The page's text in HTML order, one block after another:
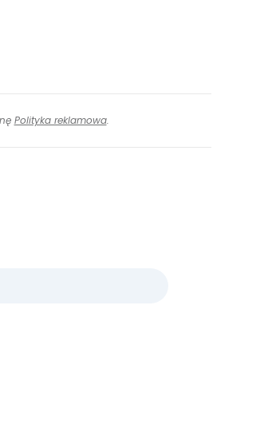
Polityka reklamowa.